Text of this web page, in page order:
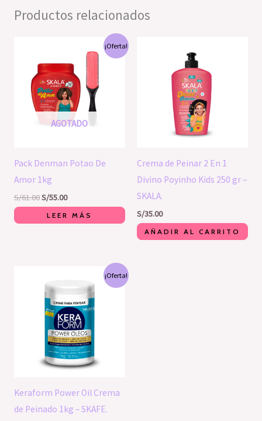
Productos relacionados
¡Oferta!
AGOTADO
Pack Denman Potao De
Amor 1kg
S/61.00
original
era:
S/61.00.
S/55.00
precio
actual
es:
S/55.00.
LEER MÁS
Crema de Peinar 2 En 1
Divino Poyinho Kids 250 gr –
SKALA.
S/35.00
AÑADIR AL CARRITO
¡Oferta!
Keraform Power Oil Crema
de Peinado 1kg – SKAFE.
precio
original
era:
S/64.00.
actual
es:
S/60.00.